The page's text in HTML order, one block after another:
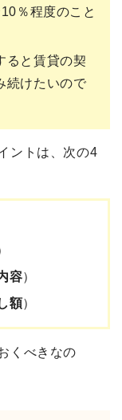
％程度のこと
ると賃貸の契
続けたいので
ントは、次の4
容）
額）
くべきなの